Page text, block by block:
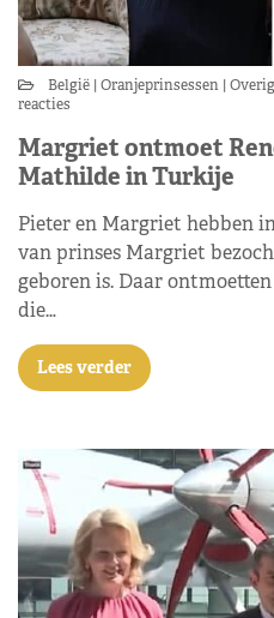
België Oranjeprinsessen
reacties
Margriet ontmoet
Mathilde in Turkije
Pieter en Margriet hebben
van prinses Margriet
geboren is. Daar
die…
Lees verder